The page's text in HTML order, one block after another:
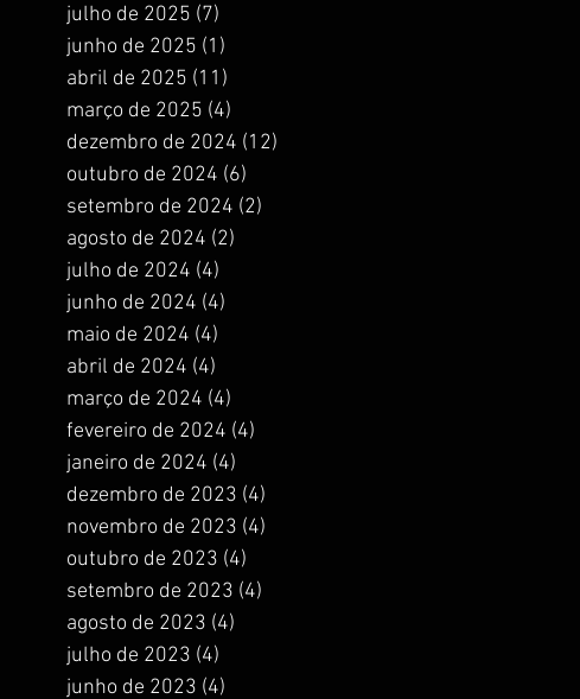
julho de 2025 (7)
junho de 2025 (1)
abril de 2025 (11)
março de 2025 (4)
dezembro de 2024 (12)
outubro de 2024 (6)
setembro de 2024 (2)
agosto de 2024 (2)
julho de 2024 (4)
junho de 2024 (4)
maio de 2024 (4)
abril de 2024 (4)
março de 2024 (4)
fevereiro de 2024 (4)
janeiro de 2024 (4)
dezembro de 2023 (4)
novembro de 2023 (4)
outubro de 2023 (4)
setembro de 2023 (4)
agosto de 2023 (4)
julho de 2023 (4)
junho de 2023 (4)